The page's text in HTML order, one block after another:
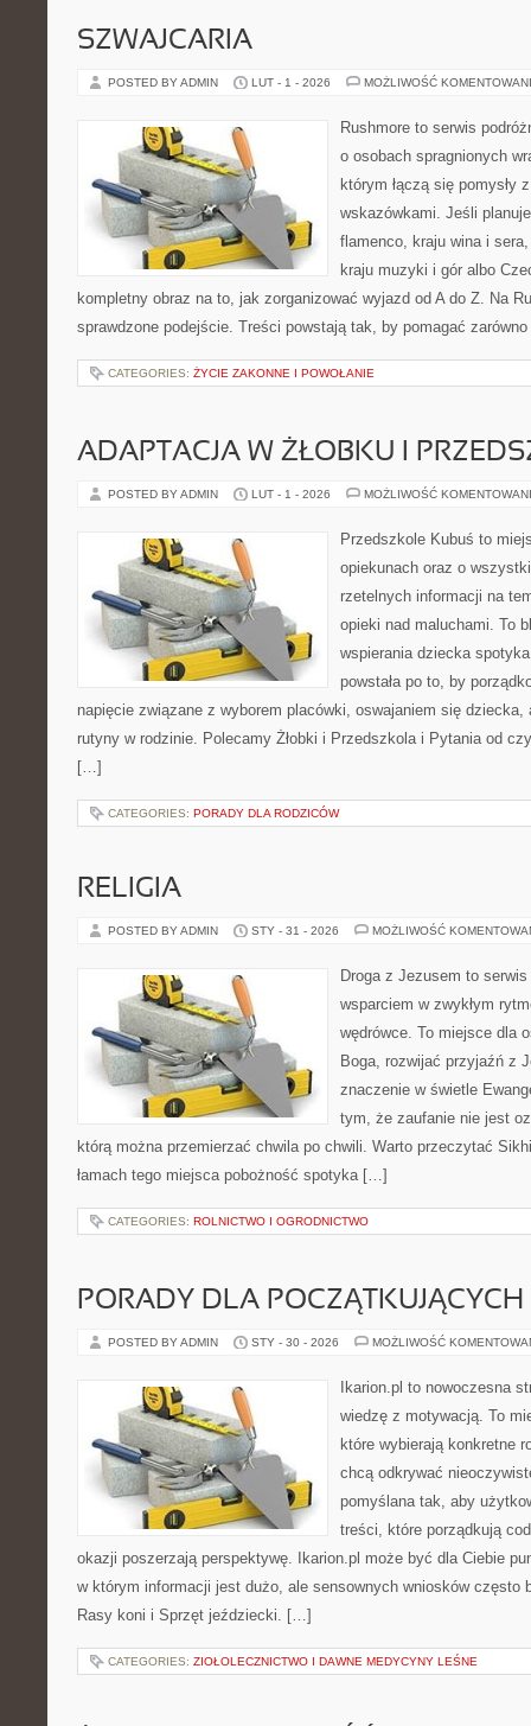
SZWAJCARIA
POSTED BY ADMIN LUT - 1 - 2026 MOŻLIWOŚĆ
Rushmore to serwis
o osobach spragnionych
którym łączą się pomysły
wskazówkami. Jeśli
flamenco, kraju wina i
kraju muzyki i gór albo
kompletny obraz na to, jak zorganizować wyjazd od A do Z. Na
sprawdzone podejście. Treści powstają tak, by pomagać
CATEGORIES: ŻYCIE ZAKONNE I POWOŁANIE
ADAPTACJA W ŻŁOBKU I
POSTED BY ADMIN LUT - 1 - 2026 MOŻLIWOŚĆ
Przedszkole Kubuś to
opiekunach oraz o
rzetelnych informacji na
opieki nad maluchami. To
wspierania dziecka
powstała po to, by
napięcie związane z wyborem placówki, oswajaniem się dziecka,
rutyny w rodzinie. Polecamy Żłobki i Przedszkola i Pytania od
[…]
CATEGORIES: PORADY DLA RODZICÓW
RELIGIA
POSTED BY ADMIN STY - 31 - 2026 MOŻLIWOŚĆ
Droga z Jezusem to
wsparciem w zwykłym
wędrówce. To miejsce dla
Boga, rozwijać przyjaźń z
znaczenie w świetle
tym, że zaufanie nie jest
którą można przemierzać chwila po chwili. Warto przeczytać
łamach tego miejsca pobożność spotyka […]
CATEGORIES: ROLNICTWO I OGRODNICTWO
PORADY DLA
POSTED BY ADMIN STY - 30 - 2026 MOŻLIWOŚĆ
Ikarion.pl to nowoczesna
wiedzę z motywacją. To
które wybierają konkretne
chcą odkrywać
pomyślana tak, aby
treści, które porządkują
okazji poszerzają perspektywę. Ikarion.pl może być dla Ciebie
w którym informacji jest dużo, ale sensownych wniosków często
Rasy koni i Sprzęt jeździecki. […]
CATEGORIES: ZIOŁOLECZNICTWO I DAWNE MEDYCYNY LEŚNE